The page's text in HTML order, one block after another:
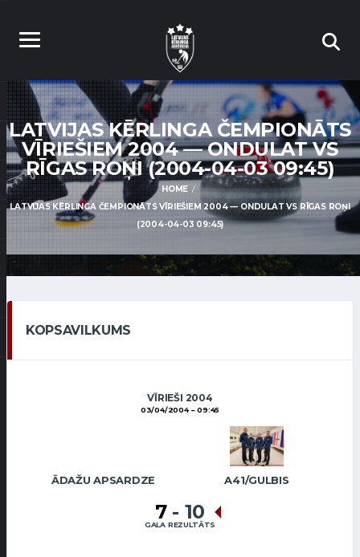
LATVIJAS KĒRLINGA ČEMPIONĀTS
VĪRIEŠIEM 2004 — ONDULAT VS
RĪGAS ROŅI (2004-04-03 09:45)
HOME
LATVIJAS KĒRLINGA ČEMPIONĀTS VĪRIEŠIEM 2004 — ONDULAT VS RĪGAS ROŅI
(2004-04-03 09:45)
KOPSAVILKUMS
VĪRIEŠI 2004
03/04/2004 09:45
ĀDAŽU APSARDZE A41/GULBIS
7 - 10
GALA REZULTĀTS